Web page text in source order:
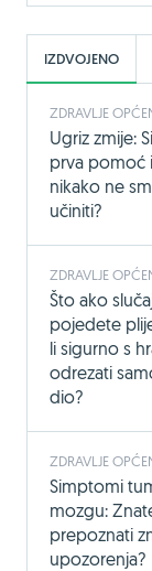
IZDVOJENO
ZDRAVLJE
Ugriz zmije:
prva pomoć
nikako ne
učiniti?
ZDRAVLJE
Što ako
pojedete
li sigurno s
odrezati
dio?
ZDRAVLJE
Simptomi
mozgu:
prepoznati
upozorenja?